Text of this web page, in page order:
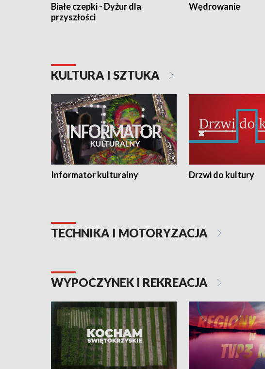
Białe czepki - Dyżur dla
przyszłości
Wędrowanie
KULTURA I SZTUKA
Informator kulturalny Drzwi do kultury
TECHNIKA I MOTORYZACJA
WYPOCZYNEK I REKREACJA